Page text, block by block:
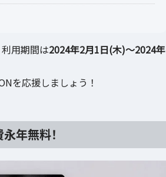
用期間は2024年2月1日(木)～2024年
を応援しましょう！
年無料！